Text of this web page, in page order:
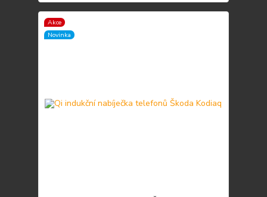
Akce
Novinka